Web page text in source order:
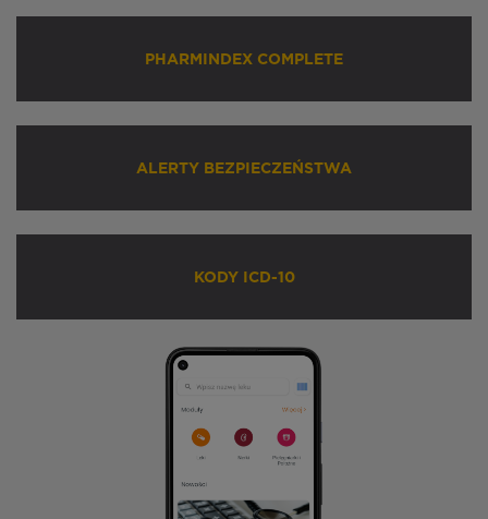
PHARMINDEX COMPLETE
ALERTY BEZPIECZEŃSTWA
KODY ICD-10